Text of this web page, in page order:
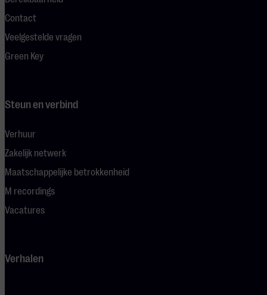
Contact
Veelgestelde vragen
Green Key
Steun en verbind
Verhuur
Zakelijk netwerk
Maatschappelijke betrokkenheid
M recordings
Vacatures
Verhalen